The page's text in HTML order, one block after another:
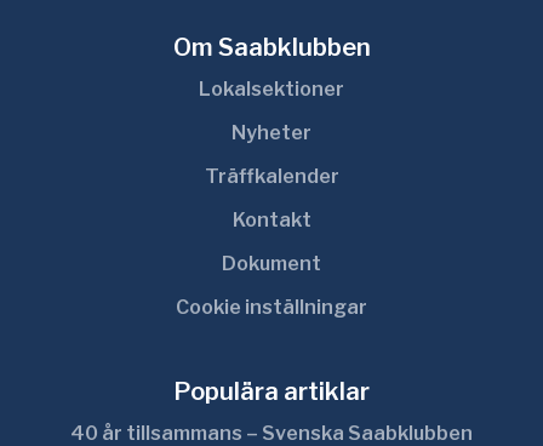
Om Saabklubben
Lokalsektioner
Nyheter
Träffkalender
Kontakt
Dokument
Cookie inställningar
Populära artiklar
40 år tillsammans – Svenska Saabklubben